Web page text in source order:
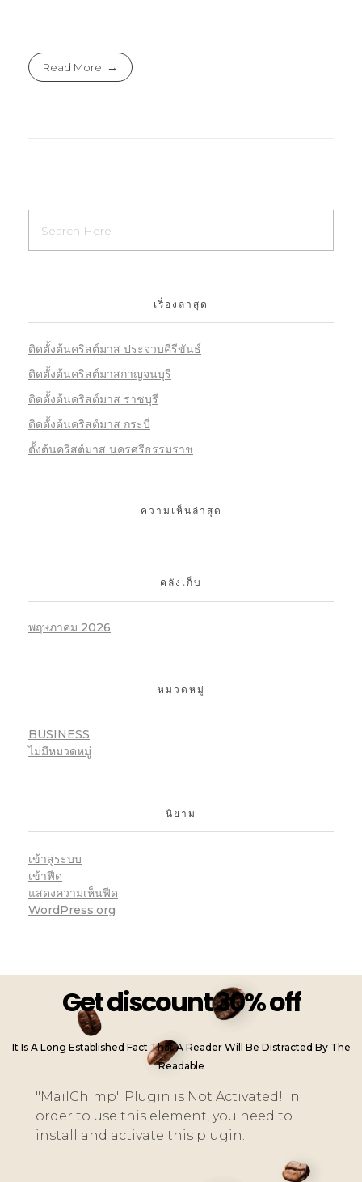
Read More
เรื่องล่าสุด
ติดตั้งต้นคริสต์มาส ประจวบคีรีขันธ์
ติดตั้งต้นคริสต์มาสกาญจนบุรี
ติดตั้งต้นคริสต์มาส ราชบุรี
ติดตั้งต้นคริสต์มาส กระบี่
ตั้งต้นคริสต์มาส นครศรีธรรมราช
ความเห็นล่าสุด
คลังเก็บ
พฤษภาคม 2026
หมวดหมู่
BUSINESS
ไม่มีหมวดหมู่
นิยาม
เข้าสู่ระบบ
เข้าฟีด
แสดงความเห็นฟีด
WordPress.org
Get discount 30% off
It Is A Long Established Fact That A Reader Will Be Distracted By The
Readable
"MailChimp" Plugin is Not Activated! In
order to use this element, you need to
install and activate this plugin.